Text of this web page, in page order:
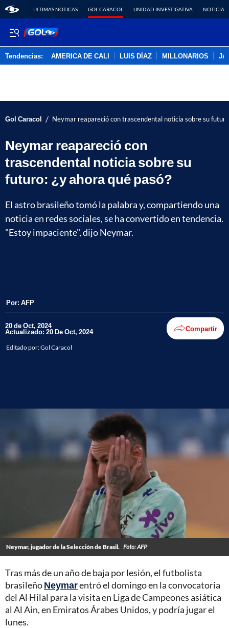
ÚLTIMAS NOTICAS GOL CARACOL UNIDAD INVESTIGATIVA NOTICIAS
Tendencias: AMERICA DE CALI LUIS DÍAZ MILLONARIOS
Gol Caracol / Neymar reapareció con trascendental noticia sobre su
Neymar reapareció con
trascendental noticia sobre su
futuro: ¿y ahora qué pasó?
El astro brasileño tomó la palabra y, compartiendo una
noticia en redes sociales, se ha convertido en tendencia.
"Estoy impaciente", dijo Neymar.
Por: AFP
20 de Oct, 2024
Actualizado: 20 De Oct, 2024 Compartir
Editado por:Gol Caracol
Neymar, jugador de la Selección de Brasil. Foto: AFP
Tras más de un año de baja por lesión, el futbolista
brasileñoNeymarentró el domingo en la convocatoria
del Al Hilal para la visita en Liga de Campeones asiática
al Al Ain, en Emiratos Árabes Unidos, y podría jugar el
lunes.